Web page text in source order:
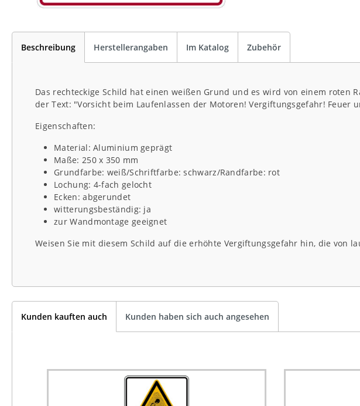
Beschreibung Herstellerangaben Im Katalog Zubehör
Das rechteckige Schild hat einen weißen Grund und es wird von einem
der Text: "Vorsicht beim Laufenlassen der Motoren! Vergiftungsgefahr! Feuer
Eigenschaften:
Material: Aluminium geprägt
Maße: 250 x 350 mm
Grundfarbe: weiß/Schriftfarbe: schwarz/Randfarbe: rot
Lochung: 4-fach gelocht
Ecken: abgerundet
witterungsbeständig: ja
zur Wandmontage geeignet
Weisen Sie mit diesem Schild auf die erhöhte Vergiftungsgefahr hin, die von
Kunden kauften auch Kunden haben sich auch angesehen